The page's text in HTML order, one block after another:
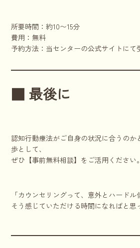
所要時間：約10〜15分
費用：無料
予約方法：当センターの公式サイトにて
■ 最後に
認知行動療法がご自身の状況に合うのか
歩として、
ぜひ【事前無料相談】をご活用ください。
「カウンセリングって、意外とハードル
そう感じていただける時間になればと思